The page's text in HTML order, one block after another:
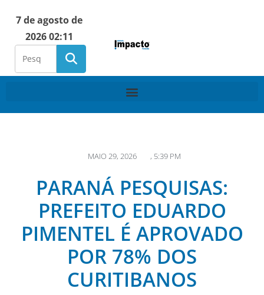
7 de agosto de
2026 02:11
MAIO 29, 2026 , 5:39 PM
PARANÁ PESQUISAS:
PREFEITO EDUARDO
PIMENTEL É APROVADO
POR 78% DOS
CURITIBANOS